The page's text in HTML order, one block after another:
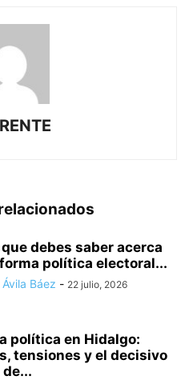
debes saber acerca
política electoral...
Báez - 22 julio, 2026
política en Hidalgo:
tensiones y el decisivo